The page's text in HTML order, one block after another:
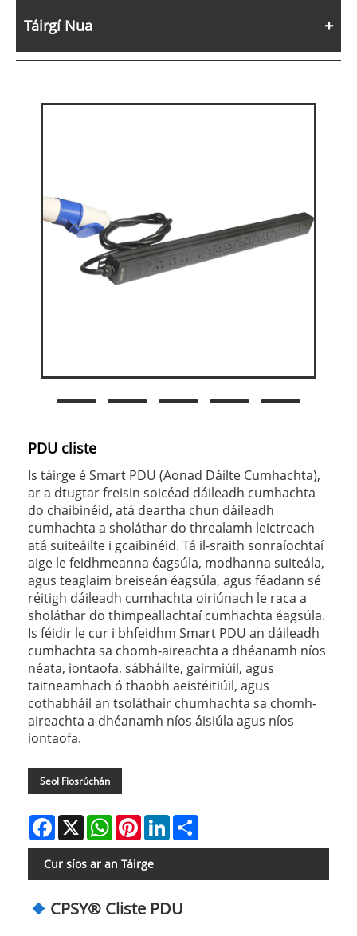
Táirgí Nua
PDU cliste
Is táirge é Smart PDU (Aonad Dáilte Cumhachta),
ar a dtugtar freisin soicéad dáileadh cumhachta
do chaibinéid, atá deartha chun dáileadh
cumhachta a sholáthar do threalamh leictreach
atá suiteáilte i gcaibinéid. Tá il-sraith sonraíochtaí
aige le feidhmeanna éagsúla, modhanna suiteála,
agus teaglaim breiseán éagsúla, agus féadann sé
réitigh dáileadh cumhachta oiriúnach le raca a
sholáthar do thimpeallachtaí cumhachta éagsúla.
Is féidir le cur i bhfeidhm Smart PDU an dáileadh
cumhachta sa chomh-aireachta a dhéanamh níos
néata, iontaofa, sábháilte, gairmiúil, agus
taitneamhach ó thaobh aeistéitiúil, agus
cothabháil an tsoláthair chumhachta sa chomh-
aireachta a dhéanamh níos áisiúla agus níos
iontaofa.
Seol Fiosrúchán
Facebook
X WhatsAppPinterestLinkedIn
Cur síos ar an Táirge
CPSY® Cliste PDU